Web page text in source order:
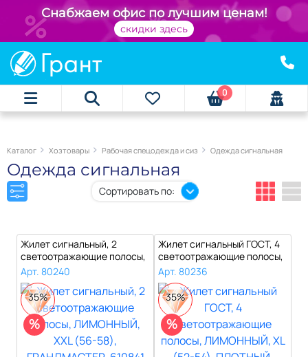
Снабжаем офис по лучшим ценам!
скидки здесь
0
Каталог Хозтовары Рабочая спецодежда и сиз Одежда сигнальная
Одежда сигнальная
Сортировать по:
Жилет сигнальный, 2
светоотражающие полосы,
ЛИМОННЫЙ, X..
Арт. 80240
35%
%
Жилет сигнальный ГОСТ, 4
светоотражающие полосы,
ЛИМОНН..
Арт. 80236
35%
%